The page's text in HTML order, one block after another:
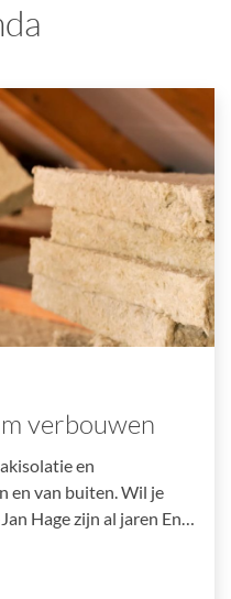
verbouwen
en
en van buiten. Wil je
Hage zijn al jaren En…